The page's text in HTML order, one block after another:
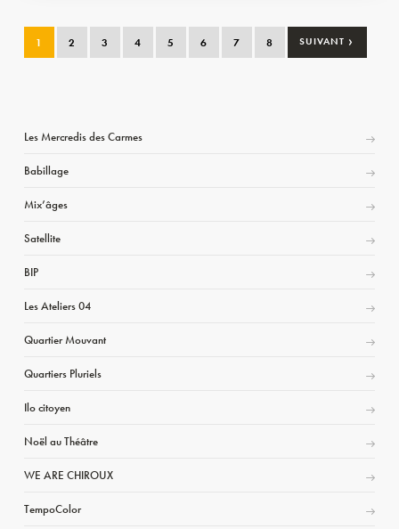
1 2 3 4 5 6 7 8 SUIVANT ›
Les Mercredis des Carmes
Babillage
Mix’âges
Satellite
BIP
Les Ateliers 04
Quartier Mouvant
Quartiers Pluriels
Ilo citoyen
Noël au Théâtre
WE ARE CHIROUX
TempoColor